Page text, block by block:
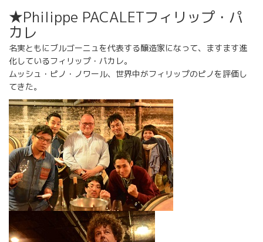
★Philippe PACALETフィリップ・パ
カレ
名実ともにブルゴーニュを代表する醸造家になって、ますます進
化しているフィリップ・パカレ。
ムッシュ・ピノ・ノワール、世界中がフィリップのピノを評価し
てきた。